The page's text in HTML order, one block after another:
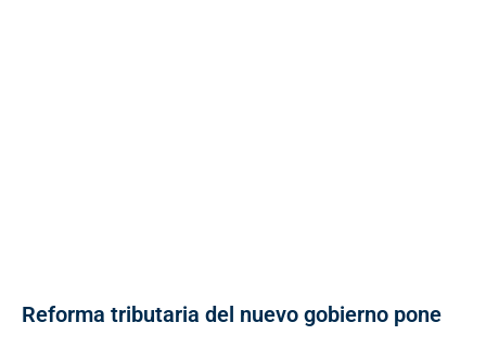
Reforma tributaria del nuevo gobierno pone